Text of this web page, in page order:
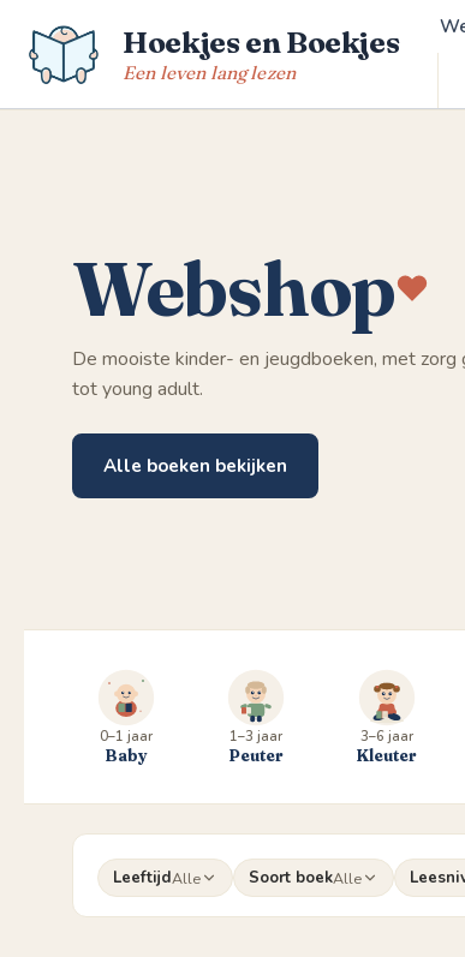
naar
inhoud
Hoekjes en Boekjes
Een leven lang lezen
Webshop
De mooiste kinder- en jeugdboeken, met zorg
tot young adult.
Alle boeken bekijken
0–1 jaar
Baby
1–3 jaar
Peuter
3–6 jaar
Kleuter
LeeftijdAlle Soort boekAlle